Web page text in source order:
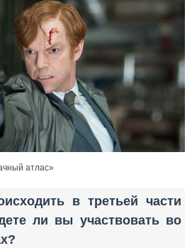
атлас»
в третьей части
ли вы участвовать во